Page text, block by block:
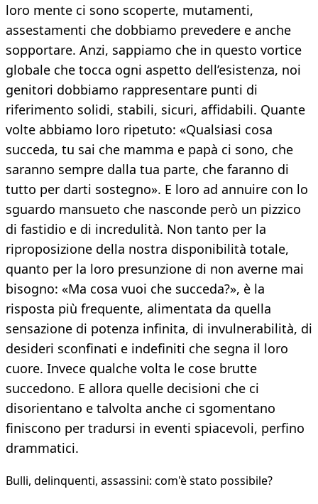
loro mente ci sono scoperte, mutamenti,
assestamenti che dobbiamo prevedere e anche
sopportare. Anzi, sappiamo che in questo vortice
globale che tocca ogni aspetto dell’esistenza, noi
genitori dobbiamo rappresentare punti di
riferimento solidi, stabili, sicuri, affidabili. Quante
volte abbiamo loro ripetuto: «Qualsiasi cosa
succeda, tu sai che mamma e papà ci sono, che
saranno sempre dalla tua parte, che faranno di
tutto per darti sostegno». E loro ad annuire con lo
sguardo mansueto che nasconde però un pizzico
di fastidio e di incredulità. Non tanto per la
riproposizione della nostra disponibilità totale,
quanto per la loro presunzione di non averne mai
bisogno: «Ma cosa vuoi che succeda?», è la
risposta più frequente, alimentata da quella
sensazione di potenza infinita, di invulnerabilità, di
desideri sconfinati e indefiniti che segna il loro
cuore. Invece qualche volta le cose brutte
succedono. E allora quelle decisioni che ci
disorientano e talvolta anche ci sgomentano
finiscono per tradursi in eventi spiacevoli, perfino
drammatici.
Bulli, delinquenti, assassini: com'è stato possibile?